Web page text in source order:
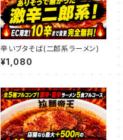
辛いブタそば(二郎系ラーメン)
¥1,080